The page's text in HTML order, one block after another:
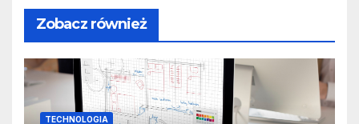
Zobacz również
TECHNOLOGIA